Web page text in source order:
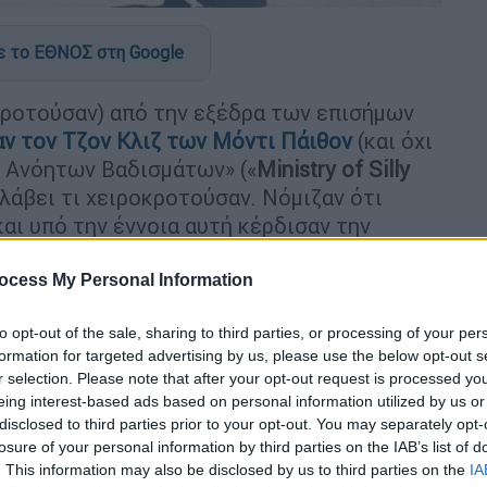
My Personal Information
opt-out of the sale, sharing to third parties, or processing of your
for targeted advertising by us, please use the below opt-out
selection. Please note that after your opt-out request is processed
interest-based ads based on personal information utilized by us
to third parties prior to your opt-out. You may separately
of your personal information by third parties on the IAB’s list of
This information may also be disclosed by us to third parties on the
το ΕΘΝΟΣ στη Google
από την εξέδρα των επισήμων
τον Τζον Κλιζ τωνΜόντι Πάιθον(και όχι
Βαδισμάτων» («Ministry of Silly
τι χειροκροτούσαν. Νόμιζαν ότι
υπό την έννοια αυτή κέρδισαν την
παράσταση ήταν κακή. Πρώτον, η μίμηση
καθότι ο εν λόγω ηθοποιός αφενός είναι
την ποδάρα του σε γωνία 125
πολύ οι νεαρές ηθοποιοί (είναι
αλλά καμία τους δεν ήταν αρκούντως